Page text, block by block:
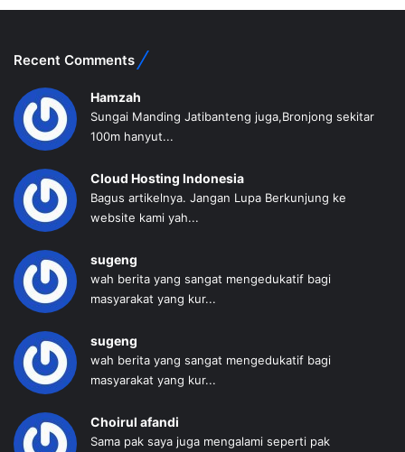
Recent Comments
Hamzah
Sungai Manding Jatibanteng juga,Bronjong sekitar
100m hanyut...
Cloud Hosting Indonesia
Bagus artikelnya. Jangan Lupa Berkunjung ke
website kami yah...
sugeng
wah berita yang sangat mengedukatif bagi
masyarakat yang kur...
sugeng
wah berita yang sangat mengedukatif bagi
masyarakat yang kur...
Choirul afandi
Sama pak saya juga mengalami seperti pak